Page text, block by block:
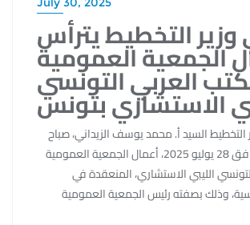
التخطيط يترأس
الجمعية العمومية
العربي التونسي
الاستشاري بتونس
السيد أ. محمد يوسف الزيداني، صباح
يوم الاثنين الموافق 28 يوليو 2025، أعمال الجمعية العمومية
الليبي الاستشاري، المنعقدة في
وذلك بصفته رئيس الجمعية العمومية